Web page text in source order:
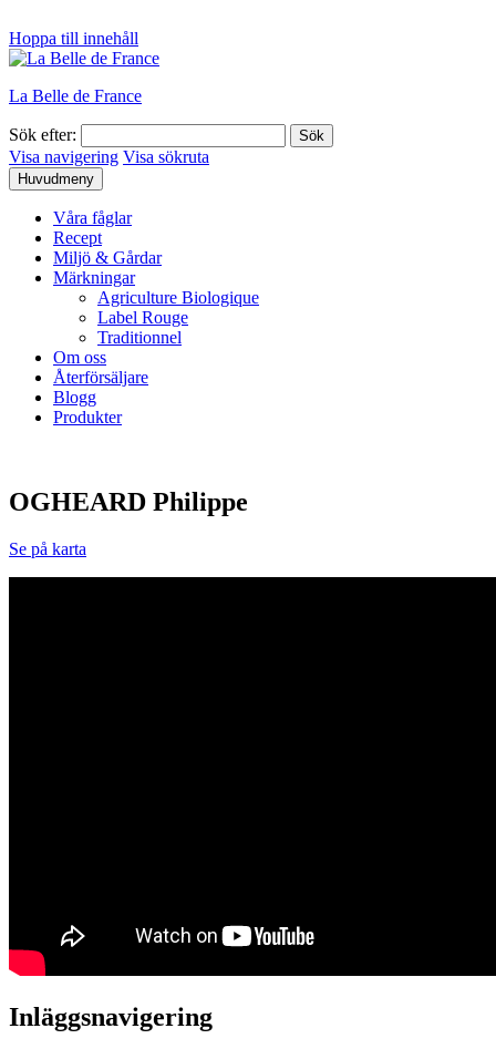
Hoppa till innehåll
La Belle de France
Sök efter:
Visa navigering Visa sökruta
Huvudmeny
Våra fåglar
Recept
Miljö & Gårdar
Märkningar
Agriculture Biologique
Label Rouge
Traditionnel
Om oss
Återförsäljare
Blogg
Produkter
OGHEARD Philippe
Se på karta
Inläggsnavigering